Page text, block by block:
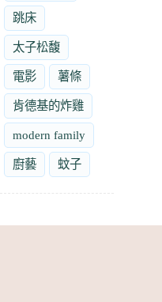
跳床
太子松馥
電影 薯條
肯德基的炸雞
modern family
廚藝 蚊子